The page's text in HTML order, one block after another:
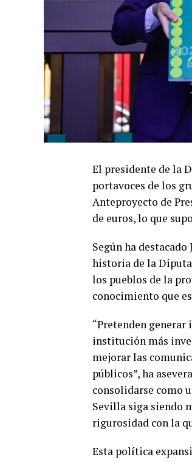
El presidente de la
portavoces de los
Anteproyecto de
de euros, lo que
Según ha
historia de la
los pueblos de la
conocimiento que
“Pretenden
institución más
mejorar las
públicos”, ha
consolidarse como
Sevilla siga siendo
rigurosidad con la
Esta política